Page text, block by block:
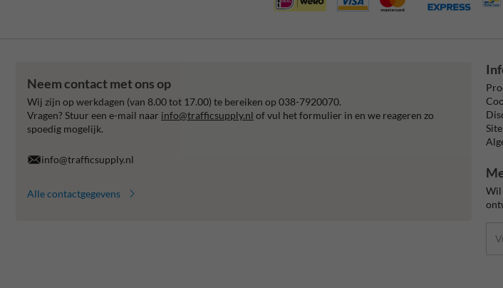
Neem contact met ons op
Wij zijn op werkdagen (van 8.00 tot 17.00) te bereiken op 038-7920070.
Vragen? Stuur een e-mail naar info@trafficsupply.nl of vul het formulier in en we reageren zo
spoedig mogelijk.
info@trafficsupply.nl
Alle contactgegevens
Wil